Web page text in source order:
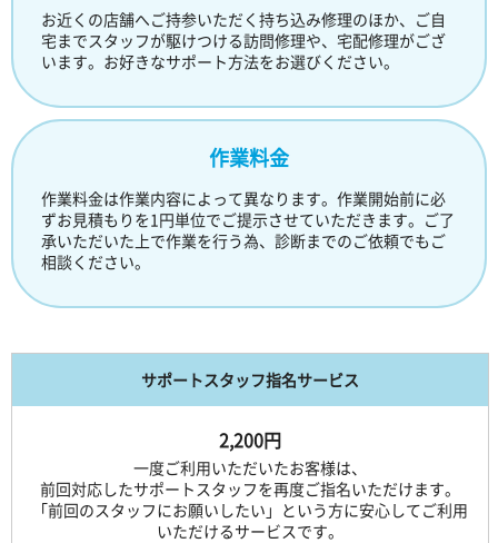
お近くの店舗へご持参いただく持ち込み修理のほか、ご自
宅までスタッフが駆けつける訪問修理や、宅配修理がござ
います。お好きなサポート方法をお選びください。
作業料金
作業料金は作業内容によって異なります。作業開始前に必
ずお見積もりを1円単位でご提示させていただきます。ご了
承いただいた上で作業を行う為、診断までのご依頼でもご
相談ください。
サポートスタッフ指名サービス
2,200円
一度ご利用いただいたお客様は、
前回対応したサポートスタッフを再度ご指名いただけます。
「前回のスタッフにお願いしたい」という方に安心してご利用
いただけるサービスです。